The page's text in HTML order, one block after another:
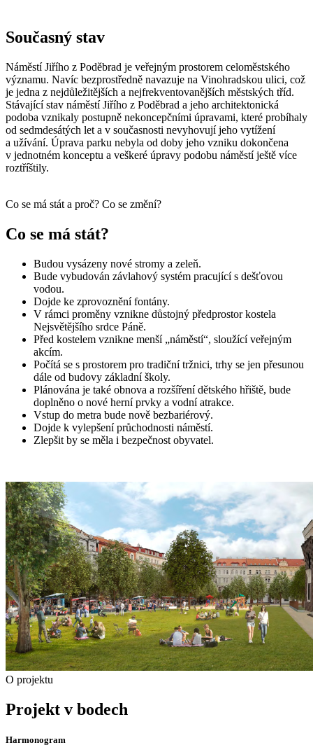
Současný stav
Náměstí Jiřího z Poděbrad je veřejným prostorem celoměstského
významu. Navíc bezprostředně navazuje na Vinohradskou ulici, což
je jedna z nejdůležitějších a nejfrekventovanějších městských tříd.
Stávající stav náměstí Jiřího z Poděbrad a jeho architektonická
podoba vznikaly postupně nekoncepčními úpravami, které probíhaly
od sedmdesátých let a v současnosti nevyhovují jeho vytížení
a užívání. Úprava parku nebyla od doby jeho vzniku dokončena
v jednotném konceptu a veškeré úpravy podobu náměstí ještě více
roztříštily.
Co se má stát a proč? Co se změní?
Co se má stát?
Budou vysázeny nové stromy a zeleň.
Bude vybudován závlahový systém pracující s dešťovou
vodou.
Dojde ke zprovoznění fontány.
V rámci proměny vznikne důstojný předprostor kostela
Nejsvětějšího srdce Páně.
Před kostelem vznikne menší „náměstí“, sloužící veřejným
akcím.
Počítá se s prostorem pro tradiční tržnici, trhy se jen přesunou
dále od budovy základní školy.
Plánována je také obnova a rozšíření dětského hřiště, bude
doplněno o nové herní prvky a vodní atrakce.
Vstup do metra bude nově bezbariérový.
Dojde k vylepšení průchodnosti náměstí.
Zlepšit by se měla i bezpečnost obyvatel.
O projektu
Projekt v bodech
Harmonogram